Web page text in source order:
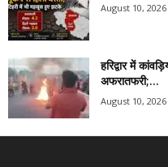
August 10, 2026
हरिद्वार में
अफरातफरी;...
August 10, 2026